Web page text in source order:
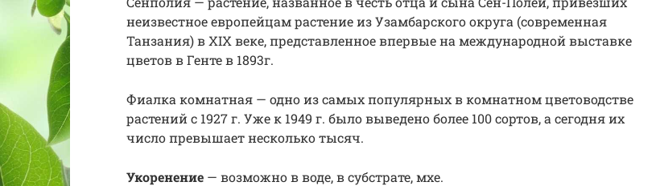
неизвестное европейцам растение из Узамбарского округа (современная
Танзания) в XIX веке, представленное впервые на международной выставке
цветов в Генте в 1893г.
Фиалка комнатная — одно из самых популярных в комнатном цветоводстве
растений с 1927 г. Уже к 1949 г. было выведено более 100 сортов, а сегодня их
число превышает несколько тысяч.
Укоренение — возможно в воде, в субстрате, мхе.